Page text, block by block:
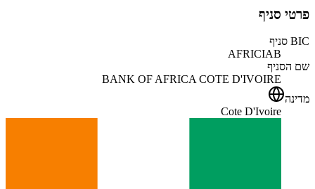
פרטי סניף
BIC סניף
AFRICIAB
שם הסניף
BANK OF AFRICA COTE D'IVOIRE
מדינה
Cote D'Ivoire